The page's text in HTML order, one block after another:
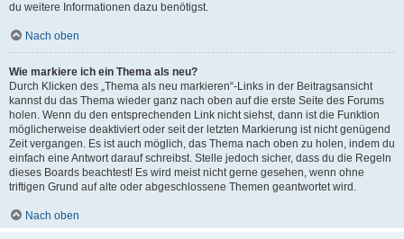
du weitere Informationen dazu benötigst.
Nach oben
Wie markiere ich ein Thema als neu?
Durch Klicken des „Thema als neu markieren“-Links in der Beitragsansicht
kannst du das Thema wieder ganz nach oben auf die erste Seite des Forums
holen. Wenn du den entsprechenden Link nicht siehst, dann ist die Funktion
möglicherweise deaktiviert oder seit der letzten Markierung ist nicht genügend
Zeit vergangen. Es ist auch möglich, das Thema nach oben zu holen, indem du
einfach eine Antwort darauf schreibst. Stelle jedoch sicher, dass du die Regeln
dieses Boards beachtest! Es wird meist nicht gerne gesehen, wenn ohne
triftigen Grund auf alte oder abgeschlossene Themen geantwortet wird.
Nach oben